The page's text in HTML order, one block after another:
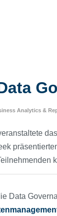
Analytics &
Data